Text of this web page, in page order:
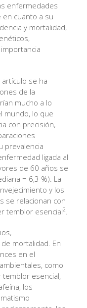
enfermedades
en cuanto a su
y mortalidad,
se ha
de la
mucho a lo
mundo, lo que
con precisión,
prevalencia
ligada al
de 60 años se
= 6,3 %). La
y los
se relacionan con
temblor esencial2.
mortalidad. En
en el
como
esencial,
los